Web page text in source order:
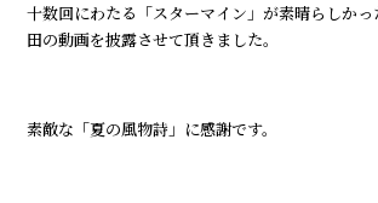
十数回にわたる「スターマイン」が素晴らしか
田の動画を披露させて頂きました。
素敵な「夏の風物詩」に感謝です。